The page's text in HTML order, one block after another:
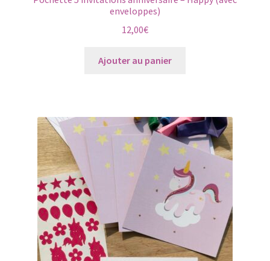
enveloppes)
12,00€
Ajouter au panier